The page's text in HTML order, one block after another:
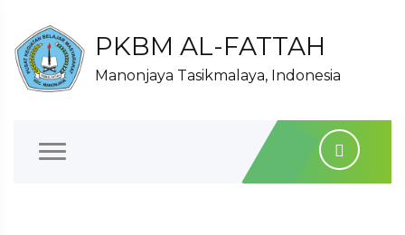
PKBM AL-FATTAH
Manonjaya Tasikmalaya, Indonesia